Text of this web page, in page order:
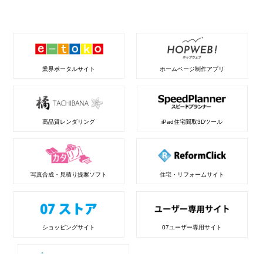
業界ポータルサイト ホームページ制作アプリ
高品質レンダリング iPad住宅間取3Dツール
写真合成・見積り提案ソフト 住宅・リフォームサイト
ショッピングサイト 07ユーザー専用サイト